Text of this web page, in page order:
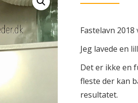
Fastelavn
Jeg lavede en
Det er ikke en
fleste der kan
resultatet.